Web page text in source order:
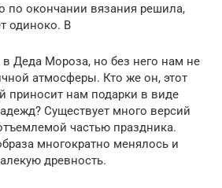
по окончании вязания решила,
одиноко. В
Деда Мороза, но без него нам не
атмосферы. Кто же он, этот
приносит нам подарки в виде
Существует много версий
частью праздника.
многократно менялось и
древность.